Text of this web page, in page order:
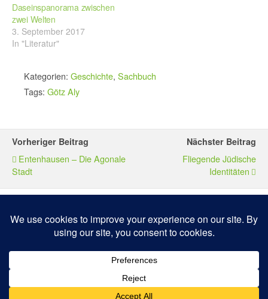
Daseinspanorama zwischen
zwei Welten
3. September 2017
In "Literatur"
Kategorien: Geschichte, Sachbuch
Tags: Götz Aly
Vorheriger Beitrag
Entenhausen – Die Agonale
Stadt
Nächster Beitrag
Fliegende Jüdische
Identitäten
Zum Seitenanfang
Mobil Desktop